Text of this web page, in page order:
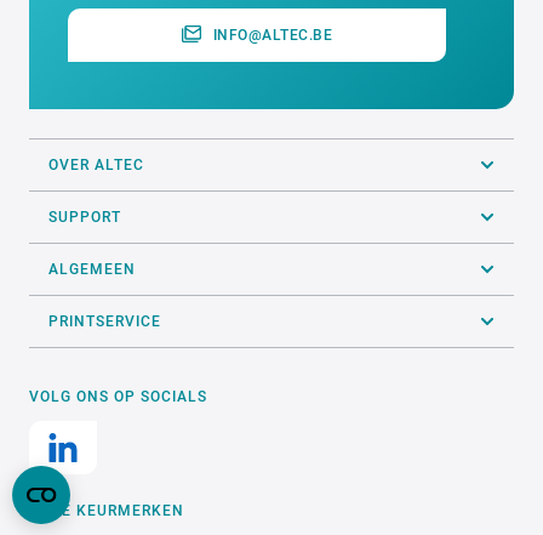
INFO@ALTEC.BE
OVER ALTEC
SUPPORT
ALGEMEEN
PRINTSERVICE
VOLG ONS OP SOCIALS
ONZE KEURMERKEN